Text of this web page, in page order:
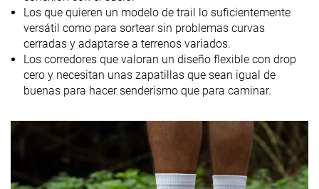
Lightweight ✗ ✗ ✗
Drop
laboratorio
Drop marca
0.1 mm
0.0 mm
0.0 mm
0.0 mm 0.0 mm
Medio/antepié
Tallan un poquito
Tallan bien Tallan bien
Rigidez de la
- Equilibrada -
Los que quieren un modelo de trail lo suficientemente
versátil como para sortear sin problemas curvas
cerradas y adaptarse a terrenos variados.
Los corredores que valoran un diseño flexible con drop
cero y necesitan unas zapatillas que sean igual de
buenas para hacer senderismo que para caminar.